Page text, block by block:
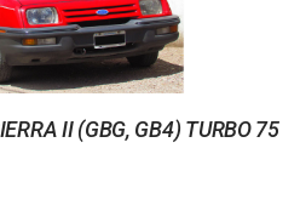
II (GBG, GB4) TURBO 75